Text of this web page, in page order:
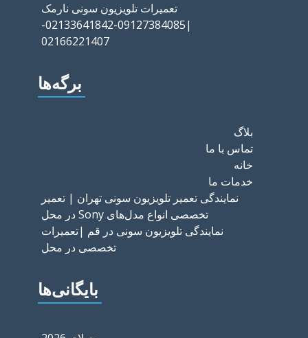
تعمیرات تلویزیون سونی نارمک
|09127384085-02133641842-
02166221407
برگه‌ها
بلاگ
تماس با ما
خانه
خدمات ما
نمایندگی تعمیر تلویزیون سونی تهران | تعمیر
تخصصی انواع مدل‌های Sony در محل
نمایندگی تلویزیون سونی در قم |تعمیرات
تخصصی در محل
بایگانی‌ها